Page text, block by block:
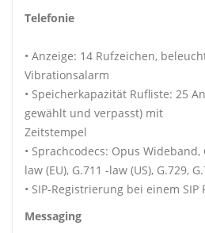
Telefonie
• Anzeige: 14 Rufzeichen,
Vibrationsalarm
• Speicherkapazität Rufliste: 25
gewählt und verpasst) mit
Zeitstempel
• Sprachcodecs: Opus Wideband,
law (EU), G.711 -law (US), G.729,
• SIP-Registrierung bei einem SIP
Messaging